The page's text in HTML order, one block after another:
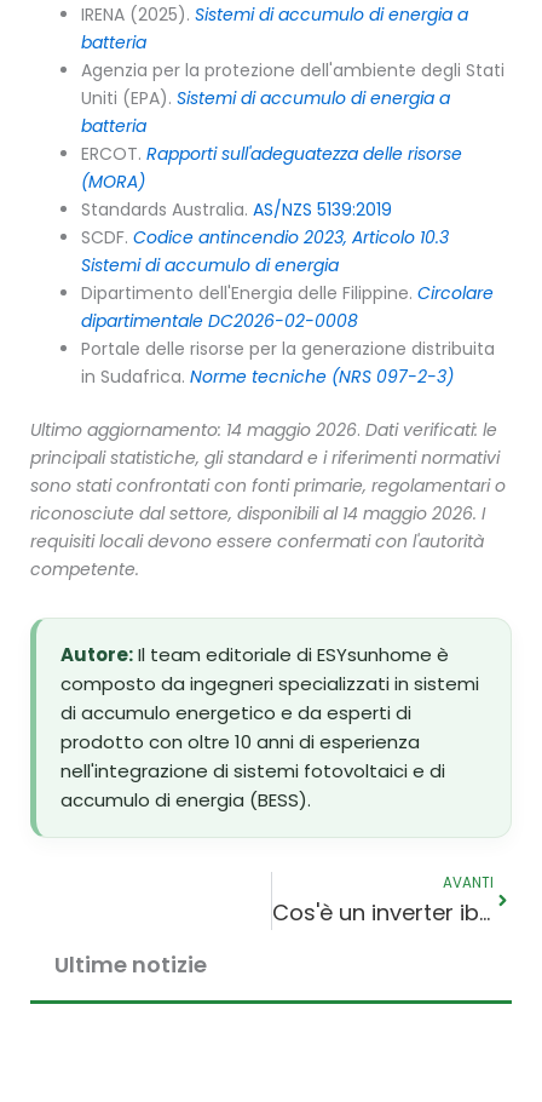
IRENA (2025). Sistemi di accumulo di energia a
batteria
Agenzia per la protezione dell'ambiente degli Stati
Uniti (EPA). Sistemi di accumulo di energia a
batteria
ERCOT. Rapporti sull'adeguatezza delle risorse
(MORA)
Standards Australia. AS/NZS 5139:2019
SCDF. Codice antincendio 2023, Articolo 10.3
Sistemi di accumulo di energia
Dipartimento dell'Energia delle Filippine. Circolare
dipartimentale DC2026-02-0008
Portale delle risorse per la generazione distribuita
in Sudafrica. Norme tecniche (NRS 097-2-3)
Ultimo aggiornamento: 14 maggio 2026. Dati verificati: le
principali statistiche, gli standard e i riferimenti normativi
sono stati confrontati con fonti primarie, regolamentari o
riconosciute dal settore, disponibili al 14 maggio 2026. I
requisiti locali devono essere confermati con l'autorità
competente.
Autore:Il team editoriale di ESYsunhome è
composto da ingegneri specializzati in sistemi
di accumulo energetico e da esperti di
prodotto con oltre 10 anni di esperienza
nell'integrazione di sistemi fotovoltaici e di
accumulo di energia (BESS).
AVANTI
Cos'è un inverter ibrido? Come funziona, vantaggi e svantaggi nel 2026
Ultime notizie